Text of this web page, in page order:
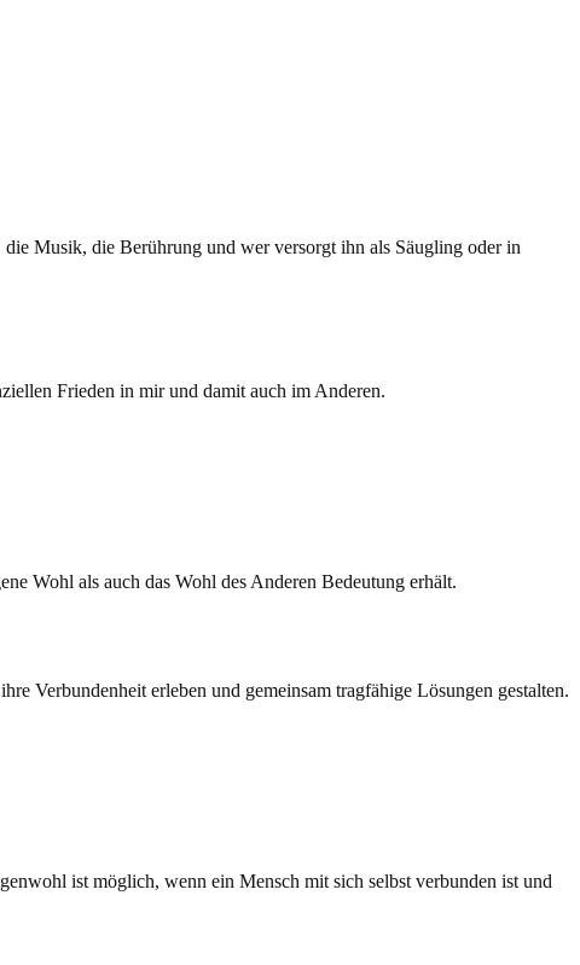
Musik, die Berührung und wer versorgt ihn als Säugling oder in
Frieden in mir und damit auch im Anderen.
Wohl als auch das Wohl des Anderen Bedeutung erhält.
Verbundenheit erleben und gemeinsam tragfähige Lösungen gestalten.
ist möglich, wenn ein Mensch mit sich selbst verbunden ist und